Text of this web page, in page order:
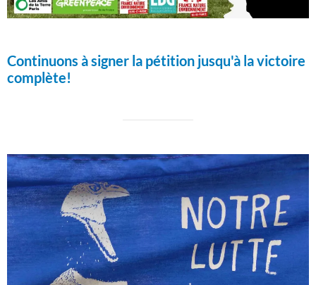
Continuons à signer la pétition jusqu'à la victoire
complète!